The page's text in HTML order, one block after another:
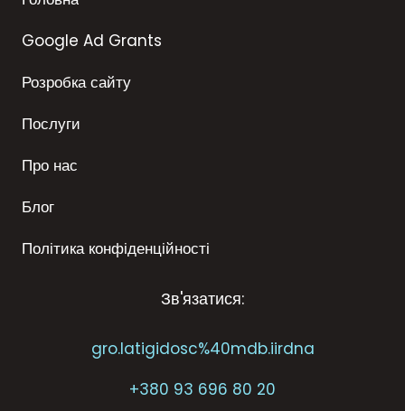
Google Ad Grants
Розробка сайту
Послуги
Про нас
Блог
Політика конфіденційності
Зв'язатися:
gro.latigidosc%40mdb.iirdna
+380 93 696 80 20